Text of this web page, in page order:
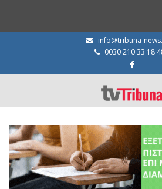
info@tribuna-
0030 210 33 18